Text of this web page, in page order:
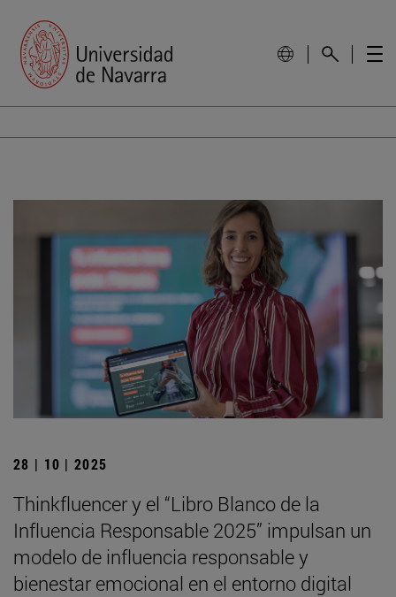
28 | 10 | 2025
Thinkfluencer y el “Libro Blanco de la
Influencia Responsable 2025” impulsan un
modelo de influencia responsable y
bienestar emocional en el entorno digital